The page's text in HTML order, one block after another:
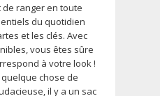
ranger en toute
du quotidien
et les clés. Avec
vous êtes sûre
à votre look !
chose de
il y a un sac